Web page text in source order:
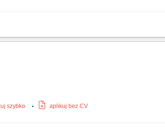
zamówienia do klientów do domu; Prowadzić nowoczesny
szybko aplikuj bez CV